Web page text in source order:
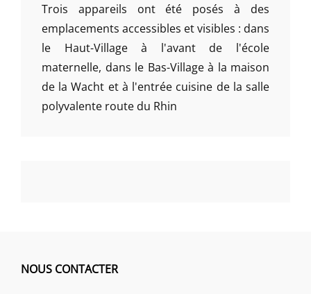
Trois appareils ont été posés à des
emplacements accessibles et visibles : dans
le Haut-Village à l'avant de l'école
maternelle, dans le Bas-Village à la maison
de la Wacht et à l'entrée cuisine de la salle
polyvalente route du Rhin
NOUS CONTACTER